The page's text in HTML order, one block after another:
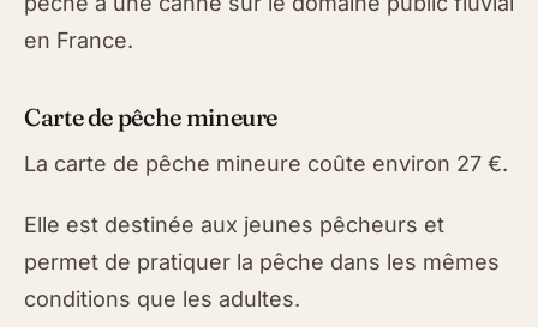
en France.
Carte de pêche mineure
La carte de pêche mineure coûte environ 27 €.
Elle est destinée aux jeunes pêcheurs et
permet de pratiquer la pêche dans les mêmes
conditions que les adultes.